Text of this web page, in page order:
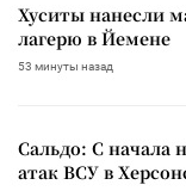
Хуситы нанесли
лагерю в Йемене
53 минуты назад
Сальдо: С начала
атак ВСУ в